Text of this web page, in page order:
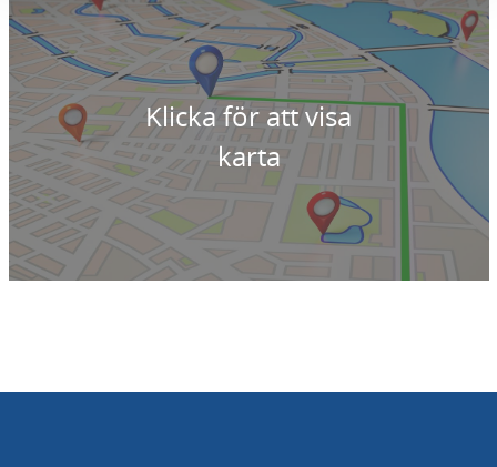
Klicka för att visa
karta